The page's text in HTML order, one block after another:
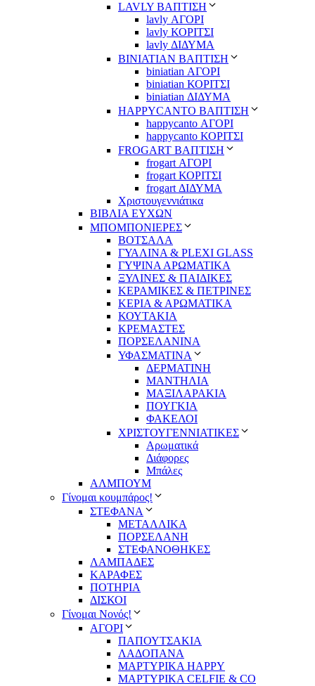
LAVLY ΒΑΠΤΙΣΗ
lavly ΑΓΟΡΙ
lavly ΚΟΡΙΤΣΙ
lavly ΔΙΔΥΜΑ
ΒΙΝΙΑΤΙΑΝ ΒΑΠΤΙΣΗ
biniatian ΑΓΟΡΙ
biniatian ΚΟΡΙΤΣΙ
biniatian ΔΙΔΥΜΑ
HAPPYCANTO ΒΑΠΤΙΣΗ
happycanto ΑΓΟΡΙ
happycanto ΚΟΡΙΤΣΙ
FROGART ΒΑΠΤΙΣΗ
frogart ΑΓΟΡΙ
frogart ΚΟΡΙΤΣΙ
frogart ΔΙΔΥΜΑ
Χριστουγεννιάτικα
ΒΙΒΛΙΑ ΕΥΧΩΝ
ΜΠΟΜΠΟΝΙΕΡΕΣ
ΒΟΤΣΑΛΑ
ΓΥΑΛΙΝΑ & PLEXI GLASS
ΓΥΨΙΝΑ ΑΡΩΜΑΤΙΚΑ
ΞΥΛΙΝΕΣ & ΠΑΙΔΙΚΕΣ
ΚΕΡΑΜΙΚΕΣ & ΠΕΤΡΙΝΕΣ
ΚΕΡΙΑ & ΑΡΩΜΑΤΙΚΑ
ΚΟΥΤΑΚΙΑ
ΚΡΕΜΑΣΤΕΣ
ΠΟΡΣΕΛΑΝΙΝΑ
ΥΦΑΣΜΑΤΙΝA
ΔΕΡΜΑΤΙΝΗ
ΜΑΝΤΗΛΙΑ
ΜΑΞΙΛΑΡΑΚΙΑ
ΠΟΥΓΚΙΑ
ΦΑΚΕΛΟΙ
ΧΡΙΣΤΟΥΓΕΝΝΙΑΤΙΚΕΣ
Αρωματικά
Διάφορες
Μπάλες
ΑΛΜΠΟΥΜ
Γίνομαι κουμπάρος!
ΣΤΕΦΑΝΑ
ΜΕΤΑΛΛΙΚΑ
ΠΟΡΣΕΛΑΝΗ
ΣΤΕΦΑΝΟΘΗΚΕΣ
ΛΑΜΠΑΔΕΣ
ΚΑΡΑΦΕΣ
ΠΟΤΗΡΙΑ
ΔΙΣΚΟΙ
Γίνομαι Νονός!
ΑΓΟΡΙ
ΠΑΠΟΥΤΣΑΚΙΑ
ΛΑΔΟΠΑΝΑ
ΜΑΡΤΥΡΙΚΑ HAPPY
ΜΑΡΤΥΡΙΚΑ CELFIE & CO